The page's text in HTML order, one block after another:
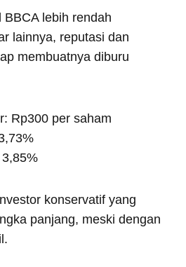
lebih rendah
lainnya, reputasi dan
membuatnya diburu
Rp300 per saham
konservatif yang
panjang, meski dengan